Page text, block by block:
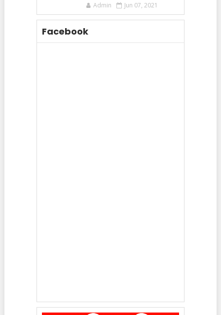
Admin Jun 07, 2021
Facebook